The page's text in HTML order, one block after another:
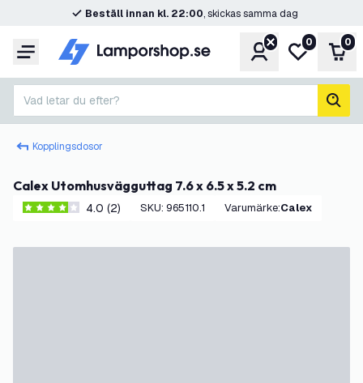
Beställ innan kl. 22:00, skickas samma dag
Meny KontoMin0 0
Vad letar du efter?
sök
Kopplingsdosor
Calex Utomhusvägguttag 7.6 x 6.5 x 5.2 cm
4 stjärnbetyg4.0 (2) SKU: 965110.1 Varumärke: Calex